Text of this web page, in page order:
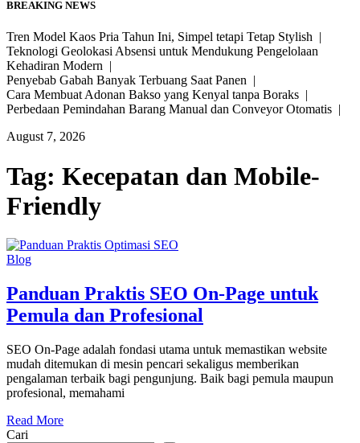
BREAKING NEWS
Tren Model Kaos Pria Tahun Ini, Simpel tetapi Tetap Stylish |
Teknologi Geolokasi Absensi untuk Mendukung Pengelolaan
Kehadiran Modern |
Penyebab Gabah Banyak Terbuang Saat Panen |
Cara Membuat Adonan Bakso yang Kenyal tanpa Boraks |
Perbedaan Pemindahan Barang Manual dan Conveyor Otomatis |
August 7, 2026
Tag: Kecepatan dan Mobile-
Friendly
Blog
Panduan Praktis SEO On-Page untuk
Pemula dan Profesional
SEO On-Page adalah fondasi utama untuk memastikan website
mudah ditemukan di mesin pencari sekaligus memberikan
pengalaman terbaik bagi pengunjung. Baik bagi pemula maupun
profesional, memahami
Read More
Cari